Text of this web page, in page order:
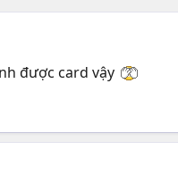
được card vậy